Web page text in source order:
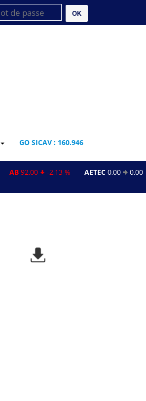
OK
GO SICAV : 160.946
AB 92,00 -2,13 % AETEC 0,00 0,00 %